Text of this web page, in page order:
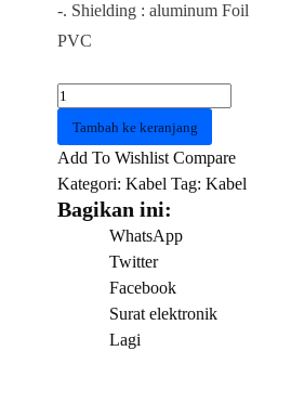
-. Shielding : aluminum Foil
PVC
Kuantitas
Kabel
SATA
VENTION
KDDRD
Tambah ke keranjang
Add To Wishlist Compare
Kategori:Kabel Tag:Kabel
Bagikan ini:
WhatsApp
Twitter
Facebook
Surat elektronik
Lagi